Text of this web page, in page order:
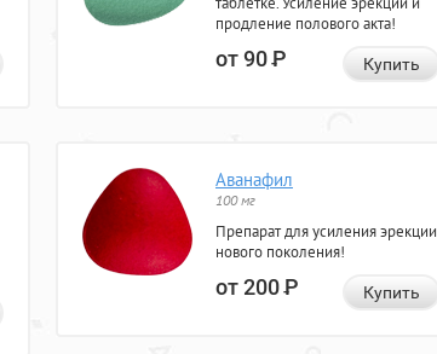
продление полового акта!
от 90Р Купить
Аванафил
100 мг
Препарат для усиления эрекции
нового поколения!
от 200Р Купить